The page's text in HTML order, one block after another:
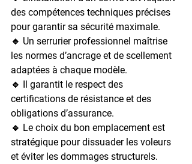
des compétences techniques précises
pour garantir sa sécurité maximale.
🔹 Un serrurier professionnel maîtrise
les normes d’ancrage et de scellement
adaptées à chaque modèle.
🔹 Il garantit le respect des
certifications de résistance et des
obligations d’assurance.
🔹 Le choix du bon emplacement est
stratégique pour dissuader les voleurs
et éviter les dommages structurels.